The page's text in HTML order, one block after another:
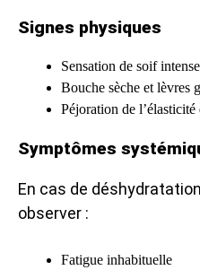
Signes physiques
Sensation de soif intense
Bouche sèche et lèvres
Péjoration de l’élasticité
Symptômes
En cas de
observer :
Fatigue inhabituelle